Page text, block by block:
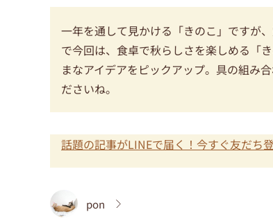
一年を通して見かける「きのこ」ですが
で今回は、食卓で秋らしさを楽しめる「
まなアイデアをピックアップ。具の組み
ださいね。
話題の記事がLINEで届く！今すぐ友だち
pon